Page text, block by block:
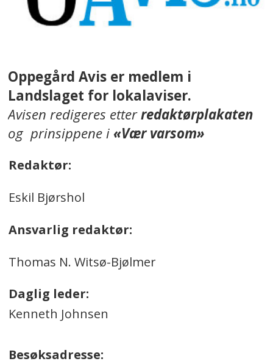
Oppegård Avis er medlem i
Landslaget for lokalaviser.
Avisen redigeres etterredaktørplakaten
og prinsippene i«Vær varsom»
Redaktør:
Eskil Bjørshol
Ansvarlig redaktør:
Thomas N. Witsø-Bjølmer
Daglig leder:
Kenneth Johnsen
Besøksadresse: